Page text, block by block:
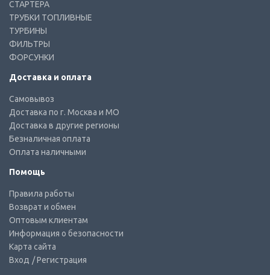
СТАРТЕРА
ТРУБКИ ТОПЛИВНЫЕ
ТУРБИНЫ
ФИЛЬТРЫ
ФОРСУНКИ
Доставка и оплата
Самовывоз
Доставка по г. Москва и МО
Доставка в другие регионы
Безналичная оплата
Оплата наличными
Помощь
Правила работы
Возврат и обмен
Оптовым клиентам
Информация о безопасности
Карта сайта
Вход / Регистрация